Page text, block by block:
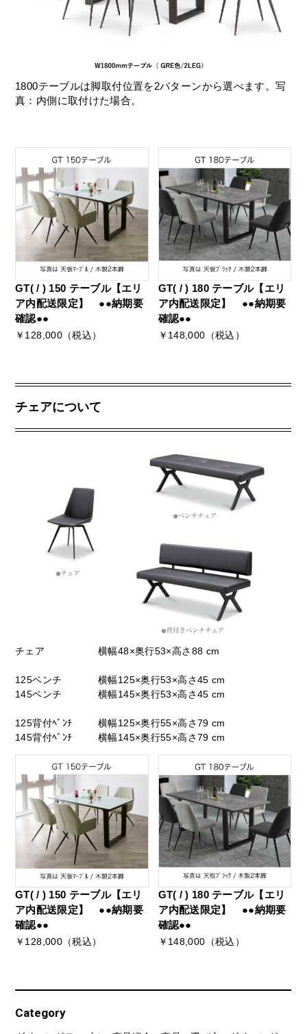
1800テーブルは脚取付位置を2パターンから選べます。写
真：内側に取付けた場合。
GT( / ) 150 テーブル【エリ
ア内配送限定】 ●●納期要
確認●●
￥128,000（税込）
GT( / ) 180 テーブル【エリ
ア内配送限定】 ●●納期要
確認●●
￥148,000（税込）
チェアについて
チェア 横幅48×奥行53×高さ88 cm
125ベンチ
横幅125×奥行53×高さ45 cm
145ベンチ
横幅145×奥行53×高さ45 cm
125背付ﾍﾞﾝﾁ
横幅125×奥行55×高さ79 cm
145背付ﾍﾞﾝﾁ
横幅145×奥行55×高さ79 cm
GT( / ) 150 テーブル【エリ
ア内配送限定】 ●●納期要
確認●●
￥128,000（税込）
GT( / ) 180 テーブル【エリ
ア内配送限定】 ●●納期要
確認●●
￥148,000（税込）
Category